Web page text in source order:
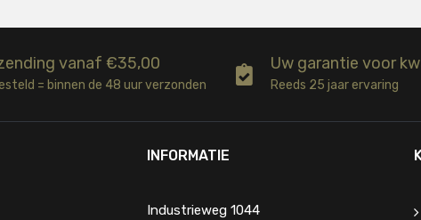
vanaf €35,00
= binnen de 48 uur verzonden
Uw garantie voor
Reeds 25 jaar ervaring
INFORMATIE
Industrieweg 1044